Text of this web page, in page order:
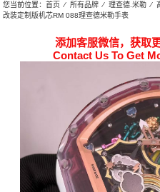
您当前位置：首页 ⁄所有品牌 ⁄理查德.米勒 ⁄
改装定制版机芯RM 088理查德米勒手表
添加客服微信，获取
Contact Us To Get